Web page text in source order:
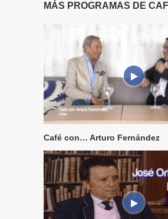
MÁS PROGRAMAS DE
Café con… Arturo Fernández